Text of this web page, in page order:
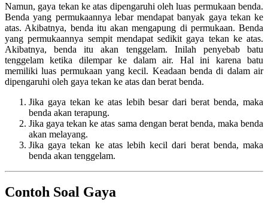
Namun, gaya tekan ke atas dipengaruhi oleh luas permukaan benda.
Benda yang permukaannya lebar mendapat banyak gaya tekan ke
atas. Akibatnya, benda itu akan mengapung di permukaan. Benda
yang permukaannya sempit mendapat sedikit gaya tekan ke atas.
Akibatnya, benda itu akan tenggelam. Inilah penyebab batu
tenggelam ketika dilempar ke dalam air. Hal ini karena batu
memiliki luas permukaan yang kecil. Keadaan benda di dalam air
dipengaruhi oleh gaya tekan ke atas dan berat benda.
Jika gaya tekan ke atas lebih besar dari berat benda, maka
benda akan terapung.
Jika gaya tekan ke atas sama dengan berat benda, maka benda
akan melayang.
Jika gaya tekan ke atas lebih kecil dari berat benda, maka
benda akan tenggelam.
Contoh Soal Gaya